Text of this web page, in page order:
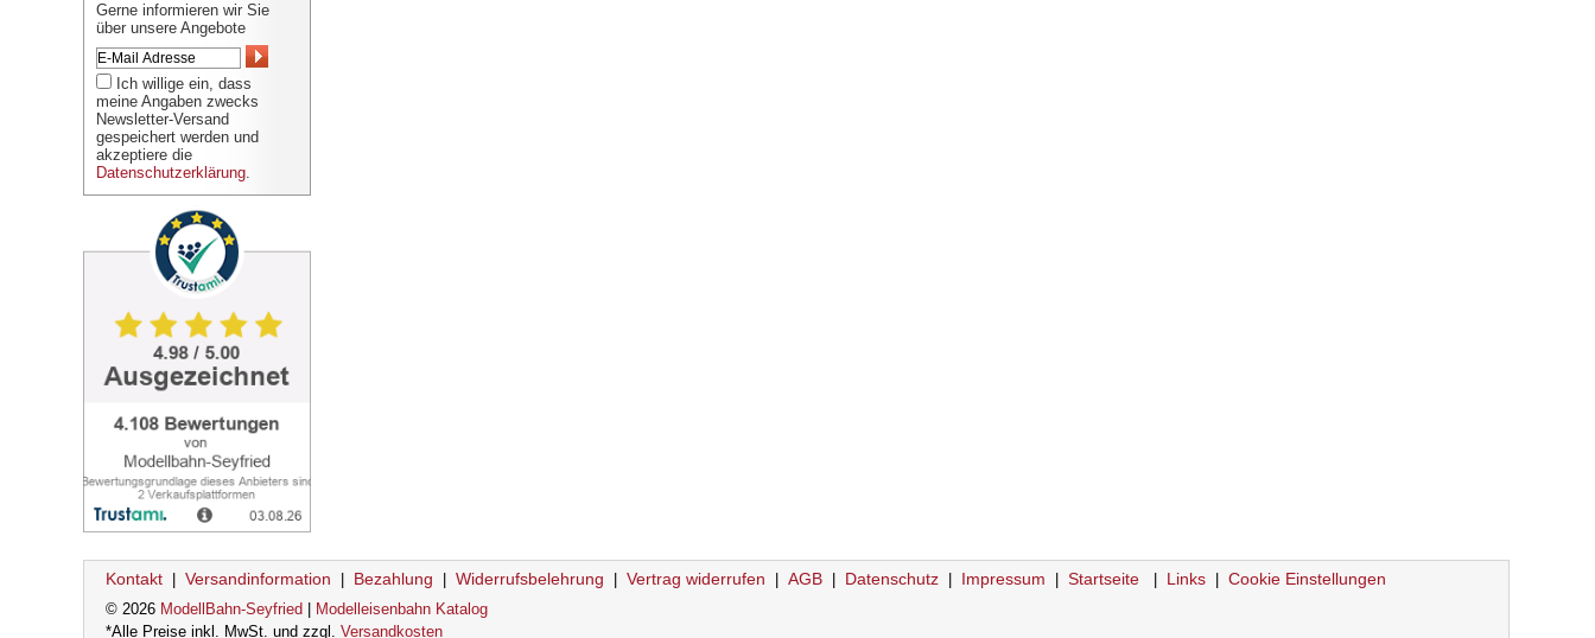
Gerne informieren wir Sie
über unsere Angebote
Ich willige ein, dass
meine Angaben zwecks
Newsletter-Versand
gespeichert werden und
akzeptiere die
Datenschutzerklärung.
Kontakt Versandinformation Bezahlung Widerrufsbelehrung Vertrag widerrufen AGB Datenschutz Impressum Startseite Links Cookie Einstellungen
© 2026 ModellBahn-Seyfried
Modelleisenbahn Katalog
*Alle Preise inkl. MwSt. und zzgl. Versandkosten